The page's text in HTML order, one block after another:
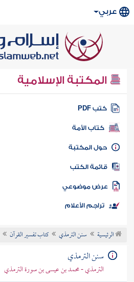
عربي
المكتبة الإسلامية
كتب PDF
كتاب الأمة
المكتبة
الكتب
موضوعي
تراجم الأعلام
الرئيسية سنن الترمذي كتاب تفسير القرآن
سنن الترمذي
الترمذي - محمد بن عيسى بن سورة الترمذي